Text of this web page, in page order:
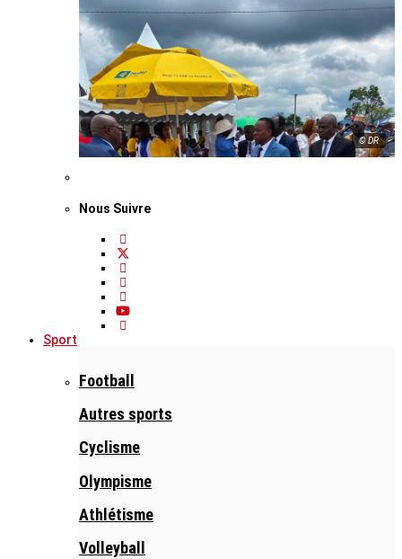
© DR
Nous Suivre
Sport
Football
Autres sports
Cyclisme
Olympisme
Athlétisme
Volleyball